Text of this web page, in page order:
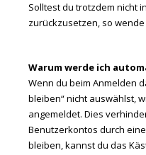
Solltest du trotzdem nicht
zurückzusetzen, so
Warum werde ich
Wenn du beim Anmelden
bleiben“ nicht auswählst,
angemeldet. Dies
Benutzerkontos durch
bleiben, kannst du das